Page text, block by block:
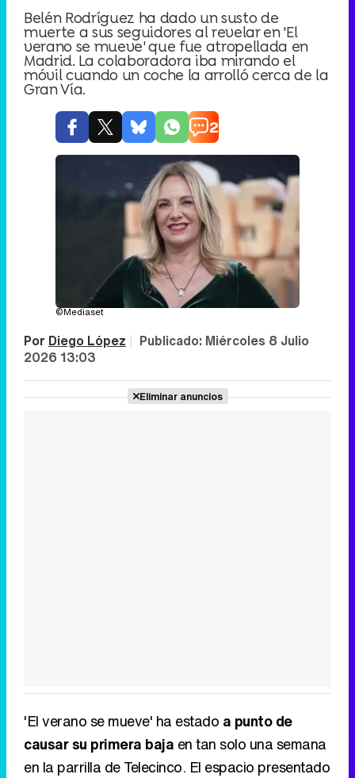
Belén Rodríguez ha dado un susto de
muerte a sus seguidores al revelar en 'El
verano se mueve' que fue atropellada en
Madrid. La colaboradora iba mirando el
móvil cuando un coche la arrolló cerca de la
Gran Vía.
2
©Mediaset
Por Diego López | Publicado: Miércoles 8 Julio
2026 13:03
Eliminar anuncios
'El verano se mueve' ha estado a punto de
causar su primera baja en tan solo una semana
en la parrilla de Telecinco. El espacio presentado